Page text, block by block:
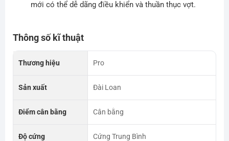
mới có thể dễ dãng điều khiển và thuần thục vợt.
Thông số kĩ thuật
Thương hiệu Pro
Sản xuất Đài Loan
Điểm cân bằng Cân bằng
Độ cứng Cứng Trung Bình